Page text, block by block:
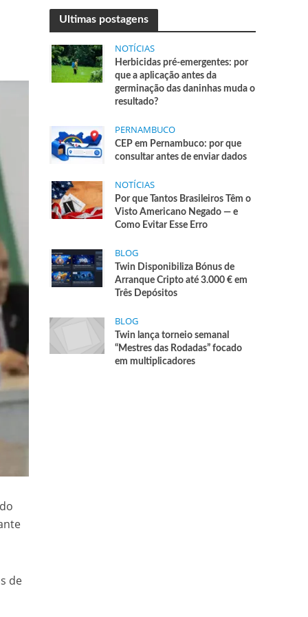
de
Ultimas postagens
NOTÍCIAS
Herbicidas pré-emergentes: por
que a aplicação antes da
germinação das daninhas muda o
resultado?
PERNAMBUCO
CEP em Pernambuco: por que
consultar antes de enviar dados
NOTÍCIAS
Por que Tantos Brasileiros Têm o
Visto Americano Negado — e
Como Evitar Esse Erro
BLOG
Twin Disponibiliza Bónus de
Arranque Cripto até 3.000 € em
Três Depósitos
BLOG
Twin lança torneio semanal
“Mestres das Rodadas” focado
em multiplicadores